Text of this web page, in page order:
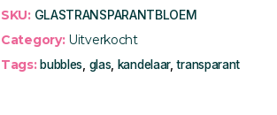
SKU: GLASTRANSPARANTBLOEM
Category: Uitverkocht
Tags: bubbles, glas, kandelaar,transparant